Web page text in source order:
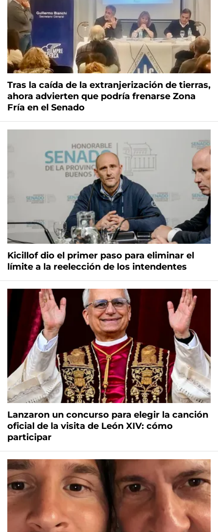
Tras la caída de la extranjerización de tierras,
ahora advierten que podría frenarse Zona
Fría en el Senado
Kicillof dio el primer paso para eliminar el
límite a la reelección de los intendentes
Lanzaron un concurso para elegir la canción
oficial de la visita de León XIV: cómo
participar